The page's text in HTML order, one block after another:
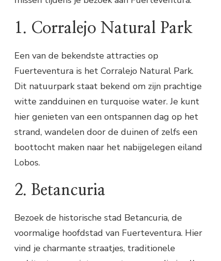
1. Corralejo Natural Park
Een van de bekendste attracties op
Fuerteventura is het Corralejo Natural Park.
Dit natuurpark staat bekend om zijn prachtige
witte zandduinen en turquoise water. Je kunt
hier genieten van een ontspannen dag op het
strand, wandelen door de duinen of zelfs een
boottocht maken naar het nabijgelegen eiland
Lobos.
2. Betancuria
Bezoek de historische stad Betancuria, de
voormalige hoofdstad van Fuerteventura. Hier
vind je charmante straatjes, traditionele